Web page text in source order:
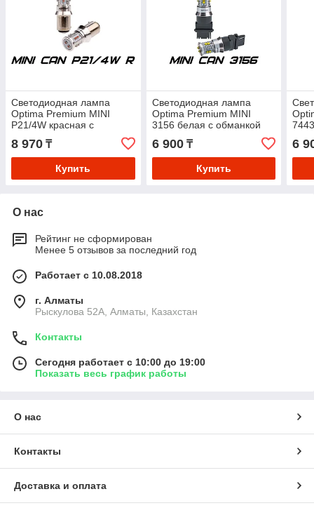
Светодиодная лампа
Optima Premium MINI
P21/4W красная с
обманкой
8 970 ₸
Купить
Светодиодная лампа
Optima Premium MINI
3156 белая с обманкой
6 900₸
Купить
6
О нас
Рейтинг не сформирован
Менее 5 отзывов за последний год
Работает с 10.08.2018
г. Алматы
Рыскулова 52А, Алматы, Казахстан
Контакты
Сегодня работает с 10:00 до 19:00
Показать весь график работы
О нас
Контакты
Доставка и оплата